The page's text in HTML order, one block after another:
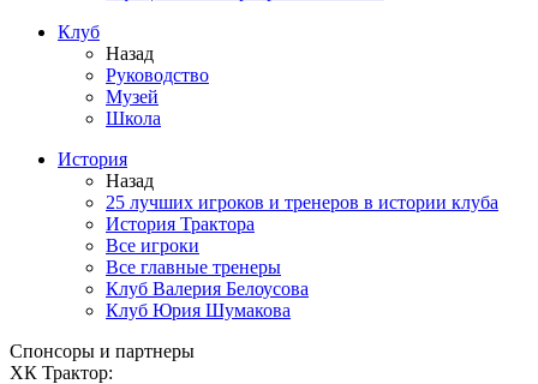
Клуб
Назад
Руководство
Музей
Школа
История
Назад
25 лучших игроков и тренеров в истории клуба
История Трактора
Все игроки
Все главные тренеры
Клуб Валерия Белоусова
Клуб Юрия Шумакова
Спонсоры и партнеры
ХК Трактор: